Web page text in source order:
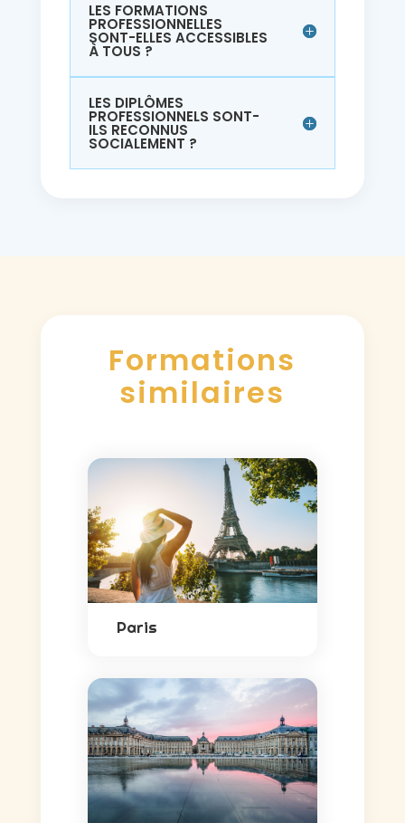
LES FORMATIONS
PROFESSIONNELLES
SONT-ELLES ACCESSIBLES
À TOUS ?
LES DIPLÔMES
PROFESSIONNELS SONT-
ILS RECONNUS
SOCIALEMENT ?
Formations
similaires
Paris